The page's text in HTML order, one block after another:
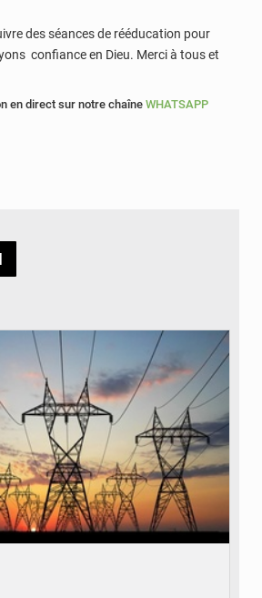
des séances de rééducation pour
confiance en Dieu. Merci à tous et
en direct sur notre chaîne WHATSAPP